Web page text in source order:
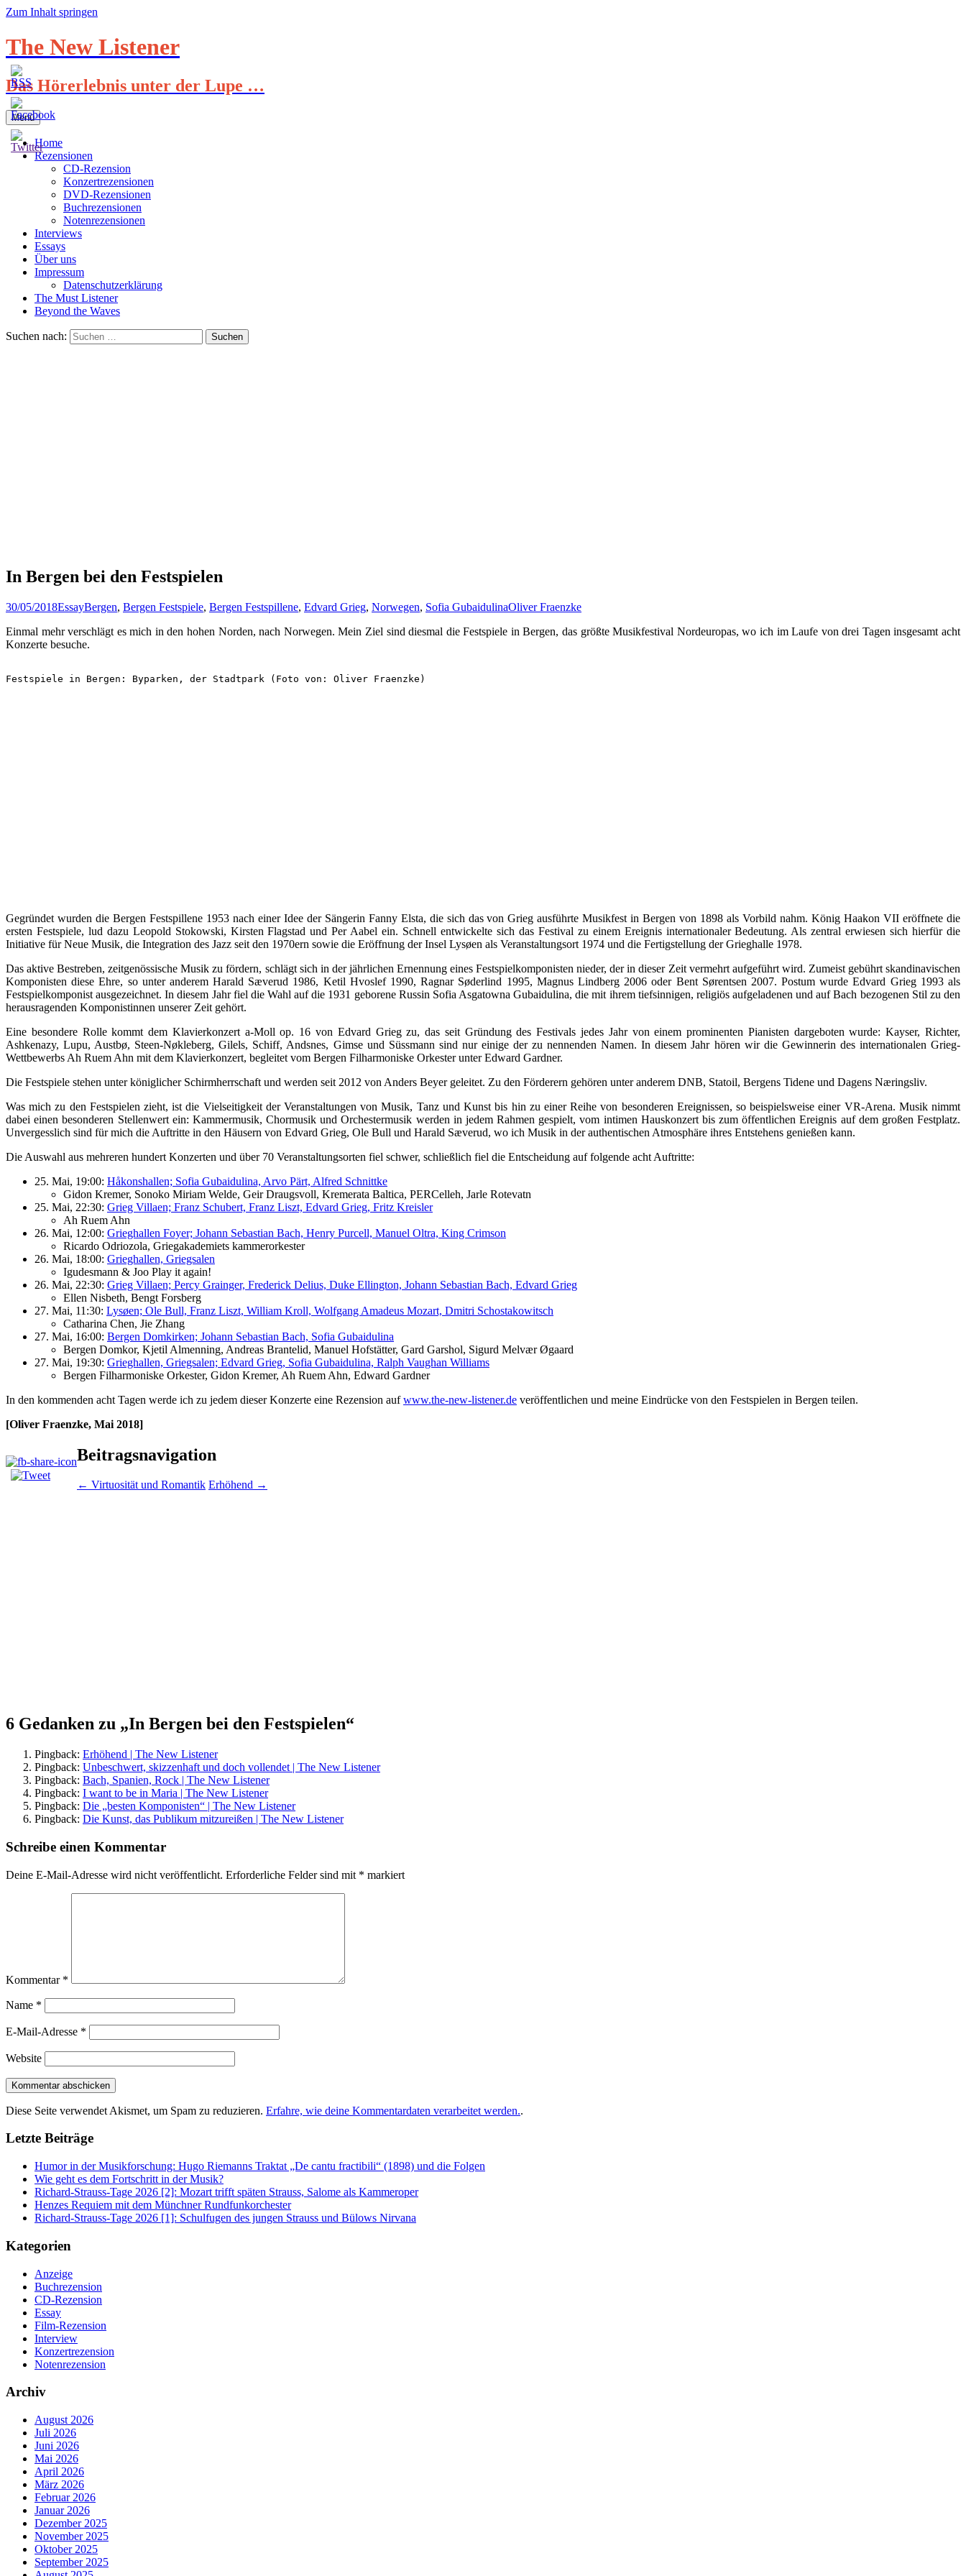
Zum Inhalt springen
The New Listener
Das Hörerlebnis unter der Lupe …
Menü
Home
Rezensionen
CD-Rezension
Konzertrezensionen
DVD-Rezensionen
Buchrezensionen
Notenrezensionen
Interviews
Essays
Über uns
Impressum
Datenschutzerklärung
The Must Listener
Beyond the Waves
Suchen nach:
In Bergen bei den Festspielen
30/05/2018EssayBergen, Bergen Festspiele, Bergen Festspillene, Edvard Grieg, Norwegen, Sofia GubaidulinaOliver Fraenzke
Einmal mehr verschlägt es mich in den hohen Norden, nach Norwegen. Mein Ziel sind diesmal die Festspiele in Bergen, das größte Musikfestival Nordeuropas, wo ich im Laufe von drei Tagen insgesamt acht
Konzerte besuche.
Festspiele in Bergen: Byparken, der Stadtpark (Foto von: Oliver Fraenzke)
Gegründet wurden die Bergen Festspillene 1953 nach einer Idee der Sängerin Fanny Elsta, die sich das von Grieg ausführte Musikfest in Bergen von 1898 als Vorbild nahm. König Haakon VII eröffnete die
ersten Festspiele, lud dazu Leopold Stokowski, Kirsten Flagstad und Per Aabel ein. Schnell entwickelte sich das Festival zu einem Ereignis internationaler Bedeutung. Als zentral erwiesen sich hierfür die
Initiative für Neue Musik, die Integration des Jazz seit den 1970ern sowie die Eröffnung der Insel Lysøen als Veranstaltungsort 1974 und die Fertigstellung der Grieghalle 1978.
Das aktive Bestreben, zeitgenössische Musik zu fördern, schlägt sich in der jährlichen Ernennung eines Festspielkomponisten nieder, der in dieser Zeit vermehrt aufgeführt wird. Zumeist gebührt skandinavischen
Komponisten diese Ehre, so unter anderem Harald Sæverud 1986, Ketil Hvoslef 1990, Ragnar Søderlind 1995, Magnus Lindberg 2006 oder Bent Sørentsen 2007. Postum wurde Edvard Grieg 1993 als
Festspielkomponist ausgezeichnet. In diesem Jahr fiel die Wahl auf die 1931 geborene Russin Sofia Asgatowna Gubaidulina, die mit ihrem tiefsinnigen, religiös aufgeladenen und auf Bach bezogenen Stil zu den
herausragenden Komponistinnen unserer Zeit gehört.
Eine besondere Rolle kommt dem Klavierkonzert a-Moll op. 16 von Edvard Grieg zu, das seit Gründung des Festivals jedes Jahr von einem prominenten Pianisten dargeboten wurde: Kayser, Richter,
Ashkenazy, Lupu, Austbø, Steen-Nøkleberg, Gilels, Schiff, Andsnes, Gimse und Süssmann sind nur einige der zu nennenden Namen. In diesem Jahr hören wir die Gewinnerin des internationalen Grieg-
Wettbewerbs Ah Ruem Ahn mit dem Klavierkonzert, begleitet vom Bergen Filharmoniske Orkester unter Edward Gardner.
Die Festspiele stehen unter königlicher Schirmherrschaft und werden seit 2012 von Anders Beyer geleitet. Zu den Förderern gehören unter anderem DNB, Statoil, Bergens Tidene und Dagens Næringsliv.
Was mich zu den Festspielen zieht, ist die Vielseitigkeit der Veranstaltungen von Musik, Tanz und Kunst bis hin zu einer Reihe von besonderen Ereignissen, so beispielsweise einer VR-Arena. Musik nimmt
dabei einen besonderen Stellenwert ein: Kammermusik, Chormusik und Orchestermusik werden in jedem Rahmen gespielt, vom intimen Hauskonzert bis zum öffentlichen Ereignis auf dem großen Festplatz.
Unvergesslich sind für mich die Auftritte in den Häusern von Edvard Grieg, Ole Bull und Harald Sæverud, wo ich Musik in der authentischen Atmosphäre ihres Entstehens genießen kann.
Die Auswahl aus mehreren hundert Konzerten und über 70 Veranstaltungsorten fiel schwer, schließlich fiel die Entscheidung auf folgende acht Auftritte:
25. Mai, 19:00: Håkonshallen; Sofia Gubaidulina, Arvo Pärt, Alfred Schnittke
Gidon Kremer, Sonoko Miriam Welde, Geir Draugsvoll, Kremerata Baltica, PERCelleh, Jarle Rotevatn
25. Mai, 22:30: Grieg Villaen; Franz Schubert, Franz Liszt, Edvard Grieg, Fritz Kreisler
Ah Ruem Ahn
26. Mai, 12:00: Grieghallen Foyer; Johann Sebastian Bach, Henry Purcell, Manuel Oltra, King Crimson
Ricardo Odriozola, Griegakademiets kammerorkester
26. Mai, 18:00: Grieghallen, Griegsalen
Igudesmann & Joo Play it again!
26. Mai, 22:30: Grieg Villaen; Percy Grainger, Frederick Delius, Duke Ellington, Johann Sebastian Bach, Edvard Grieg
Ellen Nisbeth, Bengt Forsberg
27. Mai, 11:30: Lysøen; Ole Bull, Franz Liszt, William Kroll, Wolfgang Amadeus Mozart, Dmitri Schostakowitsch
Catharina Chen, Jie Zhang
27. Mai, 16:00: Bergen Domkirken; Johann Sebastian Bach, Sofia Gubaidulina
Bergen Domkor, Kjetil Almenning, Andreas Brantelid, Manuel Hofstätter, Gard Garshol, Sigurd Melvær Øgaard
27. Mai, 19:30: Grieghallen, Griegsalen; Edvard Grieg, Sofia Gubaidulina, Ralph Vaughan Williams
Bergen Filharmoniske Orkester, Gidon Kremer, Ah Ruem Ahn, Edward Gardner
In den kommenden acht Tagen werde ich zu jedem dieser Konzerte eine Rezension aufwww.the-new-listener.de veröffentlichen und meine Eindrücke von den Festspielen in Bergen teilen.
[Oliver Fraenzke, Mai 2018]
Beitragsnavigation
← Virtuosität und Romantik Erhöhend →
6 Gedanken zu „In Bergen bei den Festspielen“
Pingback: Erhöhend | The New Listener
Pingback: Unbeschwert, skizzenhaft und doch vollendet | The New Listener
Pingback: Bach, Spanien, Rock | The New Listener
Pingback: I want to be in Maria | The New Listener
Pingback: Die „besten Komponisten“ | The New Listener
Pingback: Die Kunst, das Publikum mitzureißen | The New Listener
Schreibe einen Kommentar
Deine E-Mail-Adresse wird nicht veröffentlicht. Erforderliche Felder sind mit * markiert
Kommentar *
Name *
E-Mail-Adresse *
Website
Diese Seite verwendet Akismet, um Spam zu reduzieren. Erfahre, wie deine Kommentardaten verarbeitet werden..
Letzte Beiträge
Humor in der Musikforschung: Hugo Riemanns Traktat „De cantu fractibili“ (1898) und die Folgen
Wie geht es dem Fortschritt in der Musik?
Richard-Strauss-Tage 2026 [2]: Mozart trifft späten Strauss, Salome als Kammeroper
Henzes Requiem mit dem Münchner Rundfunkorchester
Richard-Strauss-Tage 2026 [1]: Schulfugen des jungen Strauss und Bülows Nirvana
Kategorien
Anzeige
Buchrezension
CD-Rezension
Essay
Film-Rezension
Interview
Konzertrezension
Notenrezension
Archiv
August 2026
Juli 2026
Juni 2026
Mai 2026
April 2026
März 2026
Februar 2026
Januar 2026
Dezember 2025
November 2025
Oktober 2025
September 2025